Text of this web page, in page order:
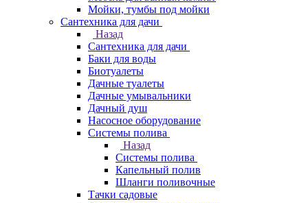
Мойки, тумбы под мойки
Сантехника для дачи
Назад
Сантехника для дачи
Баки для воды
Биотуалеты
Дачные туалеты
Дачные умывальники
Дачный душ
Насосное оборудование
Системы полива
Назад
Системы полива
Капельный полив
Шланги поливочные
Тачки садовые